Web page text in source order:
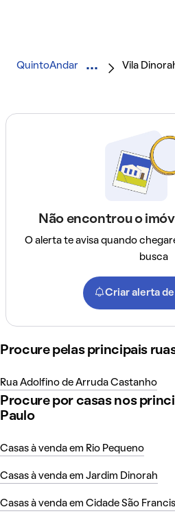
QuintoAndar Vila
Não encontrou o
O alerta te avisa quando
busca
Criar alerta
Procure pelas principais
Rua Adolfino de Arruda Castanho
Procure por casas nos
Paulo
Casas à venda em Rio Pequeno
Casas à venda em Jardim Dinorah
Casas à venda em Cidade São